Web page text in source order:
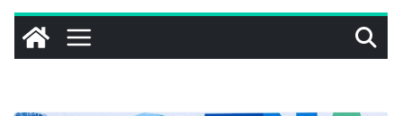
434 วันแห่งการรอคอย มูลนิธิ “เพจอีจัน” ส่งมอบ โรงเรียน
เด็กพิเศษทองผาภูมิ ให้กระทรวงศึกษาธิการ ส่งต่อโอกาส
ทางการศึกษาให้เด็กพิเศษกว่า 100 คน ใช้เวลา 434 วัน